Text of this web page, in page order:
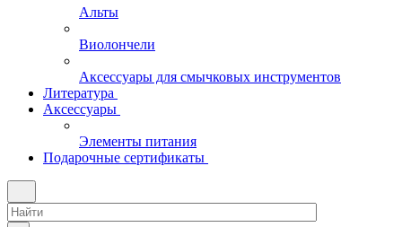
Альты
Виолончели
Аксессуары для смычковых инструментов
Литература
Аксессуары
Элементы питания
Подарочные сертификаты